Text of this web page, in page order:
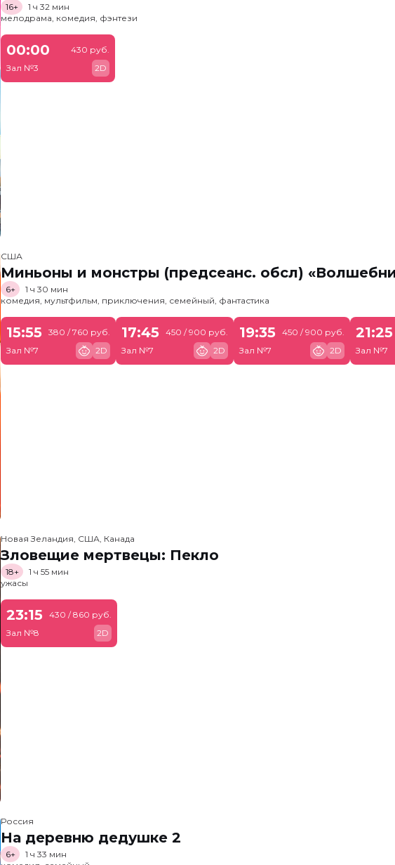
16+
1 ч 32 мин
мелодрама, комедия, фэнтези
00:00
Зал №3
430 руб.
2D
США
Миньоны и монстры (предсеанс. обсл)
6+
1 ч 30 мин
комедия, мультфильм, приключения, семейный, фантастика
15:55
Зал №7
380 / 760 руб.
2D
17:45
Зал №7
450 / 900 руб.
2D
19:35
Зал №7
450 / 900 руб.
2D
21:25
Зал №7
Новая Зеландия, США, Канада
Зловещие мертвецы: Пекло
18+
1 ч 55 мин
ужасы
23:15
Зал №8
430 / 860 руб.
2D
Россия
На деревню дедушке 2
6+
1 ч 33 мин